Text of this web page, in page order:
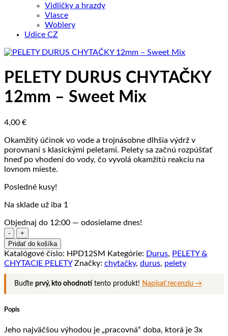
Vidličky a hrazdy
Vlasce
Woblery
Udice CZ
PELETY DURUS CHYTAČKY
12mm – Sweet Mix
4,00 €
Okamžitý účinok vo vode a trojnásobne dlhšia výdrž v
porovnaní s klasickými peletami. Pelety sa začnú rozpúšťať
hneď po vhodení do vody, čo vyvolá okamžitú reakciu na
lovnom mieste.
Posledné kusy!
Na sklade už iba 1
Objednaj do 12:00 — odosielame dnes!
množstvo
PELETY
DURUS
CHYTAČKY
–
Sweet
Pridať do košíka
Katalógové číslo: HPD12SM Kategórie: Durus, PELETY &
CHYTACIE PELETY Značky: chytačky, durus, pelety
Buďte prvý, kto ohodnotí tento produkt! Napísať recenziu →
Popis
Jeho najväčšou výhodou je „pracovná“ doba, ktorá je 3x